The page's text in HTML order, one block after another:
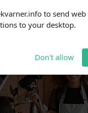
to send web
to your desktop.
Don't allow
click